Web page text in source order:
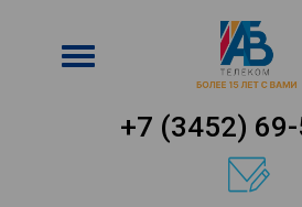
Включить
+7 (3452)